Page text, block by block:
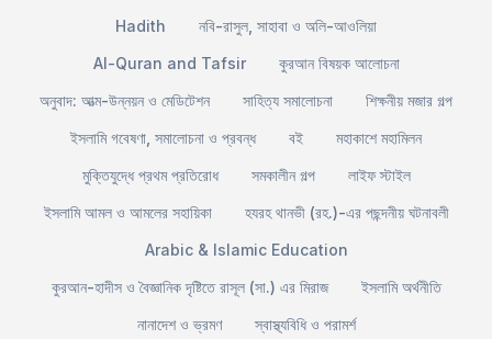
Hadith
নবি-রাসুল, সাহাবা ও অলি-আওলিয়া
Al-Quran and Tafsir
কুরআন বিষয়ক আলোচনা
অনুবাদ: আত্ম-উন্নয়ন ও মেডিটেশন
সাহিত্য সমালোচনা
শিক্ষনীয় মজার গল্প
ইসলামি গবেষণা, সমালোচনা ও প্রবন্ধ
বই
মহাকাশে মহামিলন
মুক্তিযুদ্ধে প্রথম প্রতিরোধ
সমকালীন গল্প
লাইফ স্টাইল
ইসলামি আমল ও আমলের সহায়িকা
হযরহ থানভী (রহ.)-এর পছন্দনীয় ঘটনাবলী
Arabic & Islamic Education
কুরআন-হাদীস ও বৈজ্ঞানিক দৃষ্টিতে রাসূল (সা.) এর মিরাজ
ইসলামি অর্থনীতি
নানাদেশ ও ভ্রমণ
স্বাস্থ্যবিধি ও পরামর্শ